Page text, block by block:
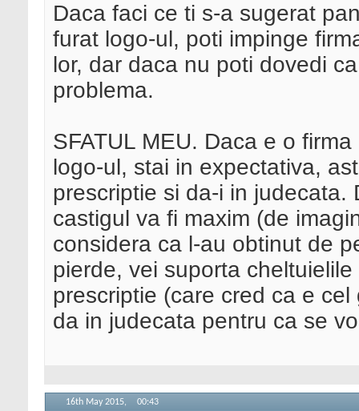
Daca faci ce ti s-a sugerat
furat logo-ul, poti impinge
lor, dar daca nu poti dovedi
problema.
SFATUL MEU. Daca e o
logo-ul, stai in expectativa,
prescriptie si da-i in
castigul va fi maxim (de
considera ca l-au obtinut de
pierde, vei suporta
prescriptie (care cred ca e
da in judecata pentru ca se
16th May 2015, 00:43